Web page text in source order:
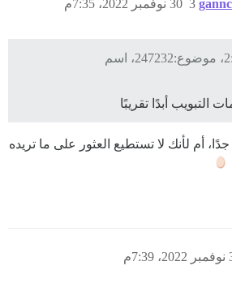
30 نوفمبر 2022، 7:35م 3
جاي بفمان، مشاركة:2، موضوع:247232، اسم
التبويب أبدًا تقريبًا
أم لأنك لا تستطيع العثور على ما تريده